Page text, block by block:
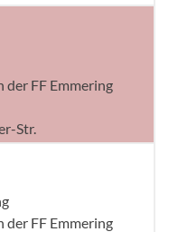
der FF Emmering
Str.
der FF Emmering